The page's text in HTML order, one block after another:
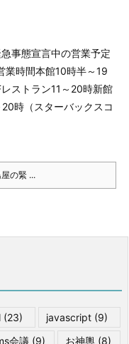
事態宣言中の営業予定
業時間本館10時半～19
ストラン11～20時新館
20時（スターバックスコ
の緊 ...
(23) javascript (9)
会議 (9) お神輿(8)